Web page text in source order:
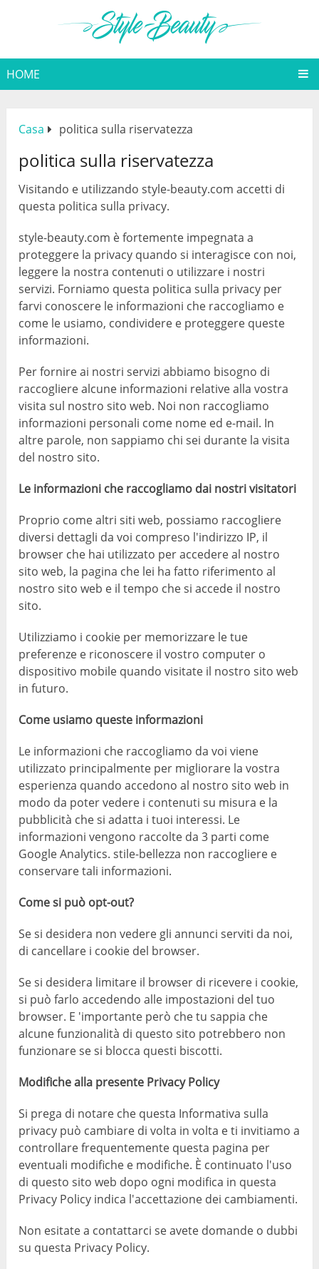
HOME
Casa politica sulla riservatezza
politica sulla riservatezza
Visitando e utilizzando style-beauty.com accetti di
questa politica sulla privacy.
style-beauty.com è fortemente impegnata a
proteggere la privacy quando si interagisce con noi,
leggere la nostra contenuti o utilizzare i nostri
servizi. Forniamo questa politica sulla privacy per
farvi conoscere le informazioni che raccogliamo e
come le usiamo, condividere e proteggere queste
informazioni.
Per fornire ai nostri servizi abbiamo bisogno di
raccogliere alcune informazioni relative alla vostra
visita sul nostro sito web. Noi non raccogliamo
informazioni personali come nome ed e-mail. In
altre parole, non sappiamo chi sei durante la visita
del nostro sito.
Le informazioni che raccogliamo dai nostri visitatori
Proprio come altri siti web, possiamo raccogliere
diversi dettagli da voi compreso l'indirizzo IP, il
browser che hai utilizzato per accedere al nostro
sito web, la pagina che lei ha fatto riferimento al
nostro sito web e il tempo che si accede il nostro
sito.
Utilizziamo i cookie per memorizzare le tue
preferenze e riconoscere il vostro computer o
dispositivo mobile quando visitate il nostro sito web
in futuro.
Come usiamo queste informazioni
Le informazioni che raccogliamo da voi viene
utilizzato principalmente per migliorare la vostra
esperienza quando accedono al nostro sito web in
modo da poter vedere i contenuti su misura e la
pubblicità che si adatta i tuoi interessi. Le
informazioni vengono raccolte da 3 parti come
Google Analytics. stile-bellezza non raccogliere e
conservare tali informazioni.
Come si può opt-out?
Se si desidera non vedere gli annunci serviti da noi,
di cancellare i cookie del browser.
Se si desidera limitare il browser di ricevere i cookie,
si può farlo accedendo alle impostazioni del tuo
browser. E 'importante però che tu sappia che
alcune funzionalità di questo sito potrebbero non
funzionare se si blocca questi biscotti.
Modifiche alla presente Privacy Policy
Si prega di notare che questa Informativa sulla
privacy può cambiare di volta in volta e ti invitiamo a
controllare frequentemente questa pagina per
eventuali modifiche e modifiche. È continuato l'uso
di questo sito web dopo ogni modifica in questa
Privacy Policy indica l'accettazione dei cambiamenti.
Non esitate a contattarci se avete domande o dubbi
su questa Privacy Policy.